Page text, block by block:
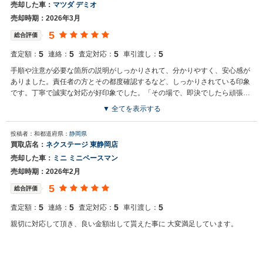
売却した車： マツダ デミオ
売却時期：2026年3月
総合評価 5
査定額： 5 連絡： 5 査定対応： 5 車引渡し： 5
手順や注意が必要な箇所の説明がしっかりされて、分かりやすく、安心感が
ありました。責任者の方とその都度確認するなど、しっかりされている印象
です。丁寧で誠実な対応が好印象でした。「その場で、即決でしたら頑張れ
ます」と言われて、希望の金額で決まり、満足しています。
▼ 全てを表示する
投稿者：和都道府県： 静岡県
買取店名： ネクステージ 東静岡店
売却した車： ミニ ミニペースマン
売却時期：2026年2月
総合評価 5
査定額： 5 連絡： 5 査定対応： 5 車引渡し： 5
親切に対応して頂き、良い金額出して貰えた事に 大変満足しています。